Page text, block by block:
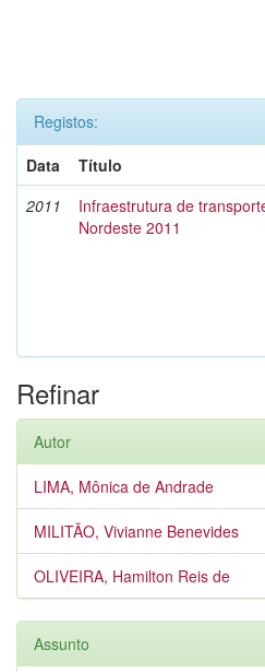
Registos:
Data
Título
2011
Infraestrutura de
Nordeste 2011
Refinar
Autor
LIMA, Mônica de Andrade
MILITÃO, Vivianne Benevides
OLIVEIRA, Hamilton Reis de
Assunto